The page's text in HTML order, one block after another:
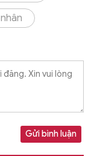
Gửi bình luận